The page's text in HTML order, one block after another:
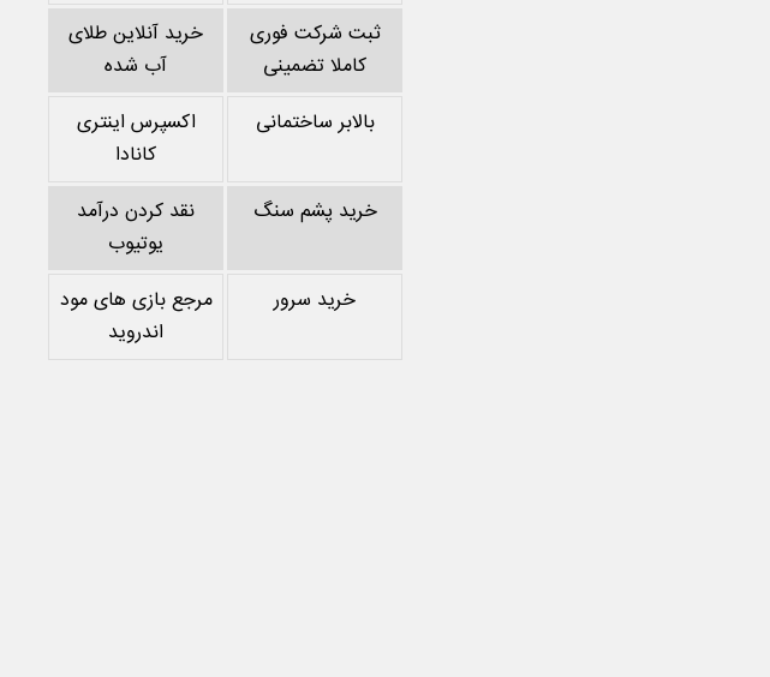
ثبت شرکت فوری
کاملا تضمینی
خرید آنلاین طلای
آب شده
بالابر ساختمانی
اکسپرس اینتری
کانادا
خرید پشم سنگ
نقد کردن درآمد
یوتیوب
خرید سرور
مرجع بازی های مود
اندروید